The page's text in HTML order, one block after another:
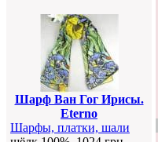
Шарф Ван Гог Ирисы.
Eterno
Шарфы, платки, шали